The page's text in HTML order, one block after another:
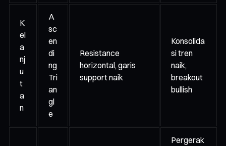
K
el
a
nj
u
t
a
n
A
sc
en
di
ng
Tri
an
gl
e
Resistance
horizontal, garis
support naik
Konsolida
si tren
naik,
breakout
bullish
Pergerak